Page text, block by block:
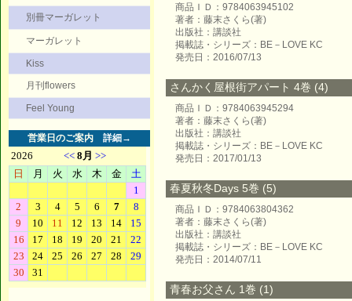
別冊マーガレット
マーガレット
Kiss
月刊flowers
Feel Young
営業日のご案内 詳細→
商品ＩＤ：9784063945102
著者：藤末さくら(著)
出版社：講談社
掲載誌・シリーズ：BE－LOVE KC
発売日：2016/07/13
さんかく屋根街アパート 4巻 (4)
商品ＩＤ：9784063945294
著者：藤末さくら(著)
出版社：講談社
掲載誌・シリーズ：BE－LOVE KC
発売日：2017/01/13
春夏秋冬Days 5巻 (5)
商品ＩＤ：9784063804362
著者：藤末さくら(著)
出版社：講談社
掲載誌・シリーズ：BE－LOVE KC
発売日：2014/07/11
青春お父さん 1巻 (1)